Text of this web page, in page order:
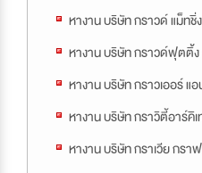
หางาน บริษัท กราวด์ แม็ทชิ่
หางาน บริษัท กราวด์ฟุตติ้
หางาน บริษัท กราวเออร์ แ
หางาน บริษัท กราวิตี้อาร์คิ
หางาน บริษัท กราเวีย กร